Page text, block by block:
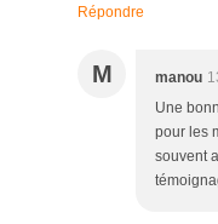
Répondre
M manou
Une
pour les
souvent